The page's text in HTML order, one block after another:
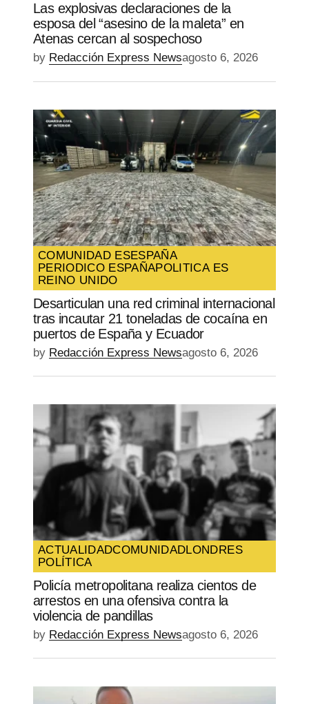
Las explosivas declaraciones de la
esposa del “asesino de la maleta” en
Atenas cercan al sospechoso
by Redacción Express Newsagosto 6, 2026
COMUNIDAD ESESPAÑA
PERIODICO ESPAÑAPOLITICA ES
REINO UNIDO
Desarticulan una red criminal internacional
tras incautar 21 toneladas de cocaína en
puertos de España y Ecuador
by Redacción Express Newsagosto 6, 2026
ACTUALIDADCOMUNIDADLONDRES
POLÍTICA
Policía metropolitana realiza cientos de
arrestos en una ofensiva contra la
violencia de pandillas
by Redacción Express Newsagosto 6, 2026